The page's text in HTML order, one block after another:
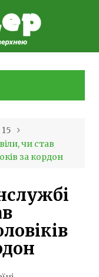
15
чи став
за кордон